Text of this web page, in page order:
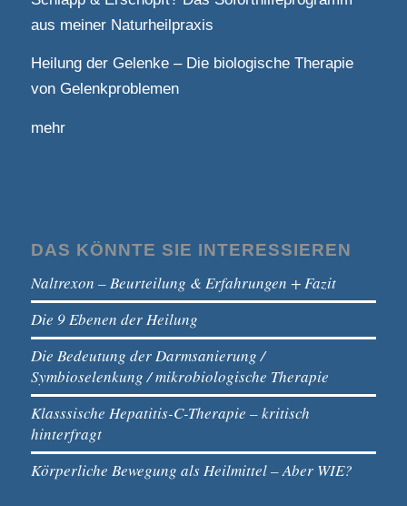
aus meiner Naturheilpraxis
Heilung der Gelenke – Die biologische Therapie
von Gelenkproblemen
mehr
DAS KÖNNTE SIE INTERESSIEREN
Naltrexon – Beurteilung & Erfahrungen + Fazit
Die 9 Ebenen der Heilung
Die Bedeutung der Darmsanierung /
Symbioselenkung / mikrobiologische Therapie
Klasssische Hepatitis-C-Therapie – kritisch
hinterfragt
Körperliche Bewegung als Heilmittel – Aber WIE?